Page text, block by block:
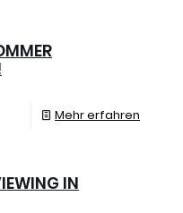
Mehr erfahren
IN